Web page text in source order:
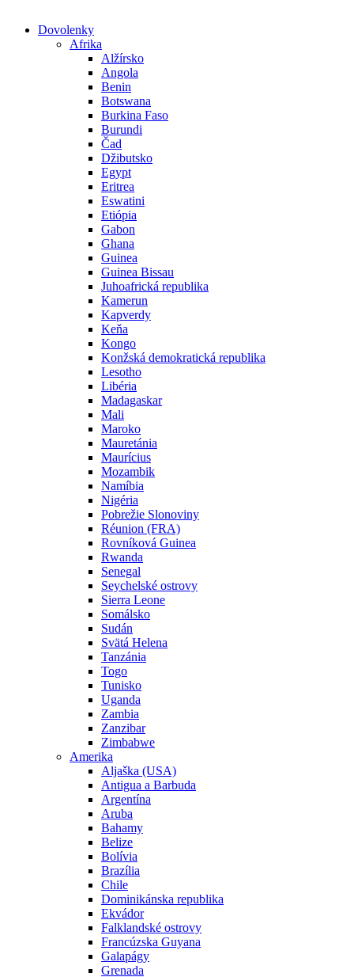
Dovolenky
Afrika
Alžírsko
Angola
Benin
Botswana
Burkina Faso
Burundi
Čad
Džibutsko
Egypt
Eritrea
Eswatini
Etiópia
Gabon
Ghana
Guinea
Guinea Bissau
Juhoafrická republika
Kamerun
Kapverdy
Keňa
Kongo
Konžská demokratická republika
Lesotho
Libéria
Madagaskar
Mali
Maroko
Mauretánia
Maurícius
Mozambik
Namíbia
Nigéria
Pobrežie Slonoviny
Réunion (FRA)
Rovníková Guinea
Rwanda
Senegal
Seychelské ostrovy
Sierra Leone
Somálsko
Sudán
Svätá Helena
Tanzánia
Togo
Tunisko
Uganda
Zambia
Zanzibar
Zimbabwe
Amerika
Aljaška (USA)
Antigua a Barbuda
Argentína
Aruba
Bahamy
Belize
Bolívia
Brazília
Chile
Dominikánska republika
Ekvádor
Falklandské ostrovy
Francúzska Guyana
Galapágy
Grenada